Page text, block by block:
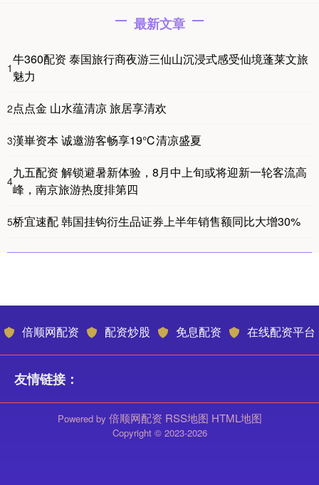
最新文章
1
牛360配资 泰国旅行商夜游三仙山沉浸式感受仙境蓬莱文旅
魅力
2点点金 山水蕴清凉 旅居享清欢
3漢崋资本 诚邀游客畅享19℃清凉盛夏
4
九五配资 解锁避暑新体验，8月中上旬或将迎新一轮客流高
峰，南京旅游热度排第四
5桥宜速配 韩国挂钩衍生品证券上半年销售额同比大增30%
倍顺网配资 配资炒股 免息配资 在线配资平台
友情链接：
Powered by 倍顺网配资 RSS地图 HTML地图
Copyright © 2023-2026